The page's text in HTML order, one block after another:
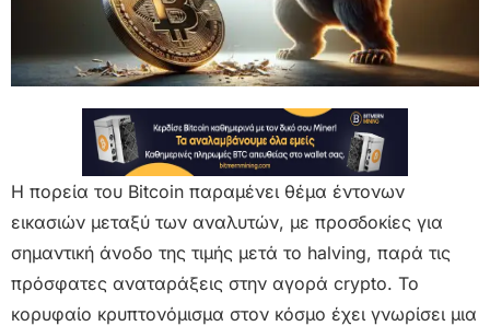
Η πορεία του Bitcoin παραμένει θέμα έντονων
εικασιών μεταξύ των αναλυτών, με προσδοκίες για
σημαντική άνοδο της τιμής μετά το halving, παρά τις
πρόσφατες αναταράξεις στην αγορά crypto. Το
κορυφαίο κρυπτονόμισμα στον κόσμο έχει γνωρίσει μια